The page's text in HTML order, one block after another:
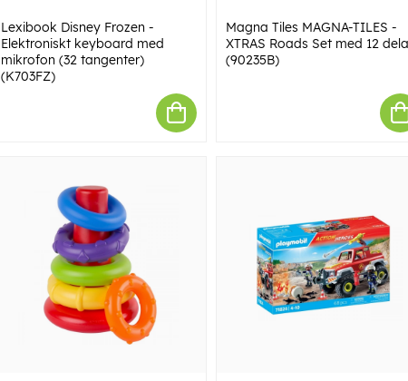
Lexibook Disney Frozen -
Elektroniskt keyboard med
mikrofon (32 tangenter)
(K703FZ)
Magna Tiles MAGNA-TILES -
XTRAS Roads Set med 12
(90235B)